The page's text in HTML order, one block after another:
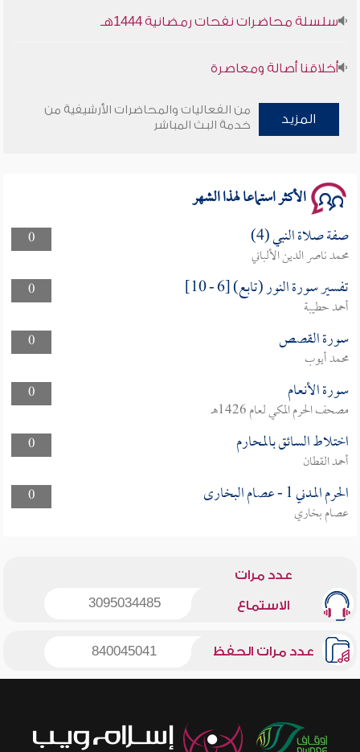
سلسلة محاضرات نفحات رمضانية 1444هـ
أخلاقنا أصالة ومعاصرة
وأمنهم من خوف 9
المزيد
من الفعاليات والمحاضرات الأرشيفية من
خدمة البث المباشر
الأكثر استماعا لهذا الشهر
0 صفة صلاة النبي (4)
محمد ناصر الدين الألباني
0
تفسير سورة النور (تابع) [6 - 10]
أحمد حطيبة
0
سورة القصص
محمد أيوب
0
سورة الأنعام
مصحف الحرم المكي لعام 1426هـ
0
اختلاط السائق بالمحارم
أحمد القطان
0
الحرم المدني 1 - عصام البخارى
عصام بخاري
عدد مرات
الاستماع 3095034485
عدد مرات الحفظ 840045041